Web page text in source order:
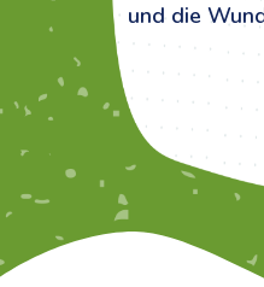
und die